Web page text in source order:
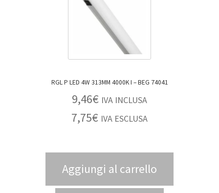
RGL P LED 4W 313MM 4000K I – BEG 74041
9,46€ IVA INCLUSA
7,75€ IVA ESCLUSA
Aggiungi al carrello